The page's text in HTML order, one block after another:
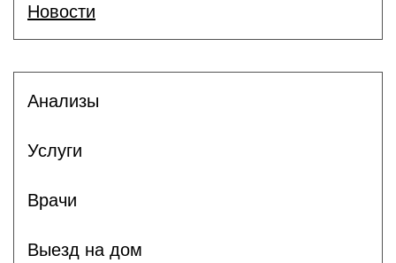
Новости
Анализы
Услуги
Врачи
Выезд на дом